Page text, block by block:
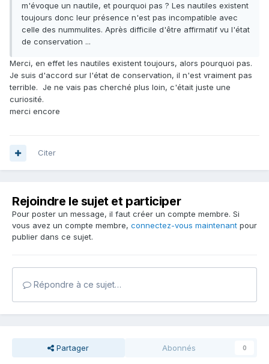
m'évoque un nautile, et pourquoi pas ? Les nautiles existent
toujours donc leur présence n'est pas incompatible avec
celle des nummulites. Après difficile d'être affirmatif vu l'état
de conservation ...
Merci, en effet les nautiles existent toujours, alors pourquoi pas.
Je suis d'accord sur l'état de conservation, il n'est vraiment pas
terrible. Je ne vais pas cherché plus loin, c'était juste une
curiosité.
merci encore
Citer
Rejoindre le sujet et participer
Pour poster un message, il faut créer un compte membre. Si
vous avez un compte membre, connectez-vous maintenant pour
publier dans ce sujet.
Répondre à ce sujet…
Partager Abonnés 0